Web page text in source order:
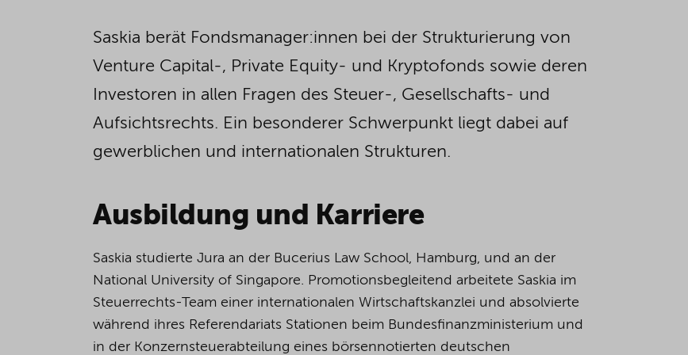
Saskia berät Fondsmanager:innen bei der Strukturierung von
Venture Capital-, Private Equity- und Kryptofonds sowie deren
Investoren in allen Fragen des Steuer-, Gesellschafts- und
Aufsichtsrechts. Ein besonderer Schwerpunkt liegt dabei auf
gewerblichen und internationalen Strukturen.
Ausbildung und Karriere
Saskia studierte Jura an der Bucerius Law School, Hamburg, und an der
National University of Singapore. Promotionsbegleitend arbeitete Saskia im
Steuerrechts-Team einer internationalen Wirtschaftskanzlei und absolvierte
während ihres Referendariats Stationen beim Bundesfinanzministerium und
in der Konzernsteuerabteilung eines börsennotierten deutschen